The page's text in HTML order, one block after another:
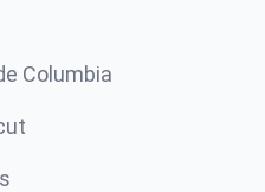
Columbia